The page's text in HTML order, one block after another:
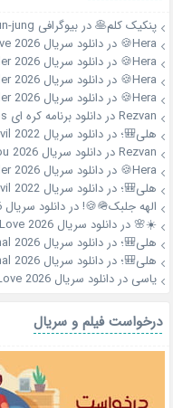
پنکیک کلم🥞دربیوگرافی Go Youn-jung
Hera🍪
دردانلود سریال Our Sticky Love 2026
Hera🍪
دردانلود سریال A Bona Fide Killer 2026
Hera🍪
دردانلود سریال A Bona Fide Killer 2026
Hera🍪
دردانلود سریال A Bona Fide Killer 2026
Rezvanدردانلود برنامه کره ای Knowing Bros
هلی🎒؛ دردانلود سریال Love Between Fairy and Devil 2022
Rezvanدردانلود سریال Dream to You 2026
Hera🍪
دردانلود سریال A Bona Fide Killer 2026
هلی🎒؛ دردانلود سریال Love Between Fairy and Devil 2022
الهه جلبک🪖🍪!
دردانلود سریال The Apartment Job 2026
☀️🌸دردانلود سریال Our Sticky Love 2026
هلی🎒؛ دردانلود سریال Royal Betrothal 2026
هلی🎒؛ دردانلود سریال Royal Betrothal 2026
یاسی دردانلود سریال Our Sticky Love 2026
درخواست فیلم و سریال